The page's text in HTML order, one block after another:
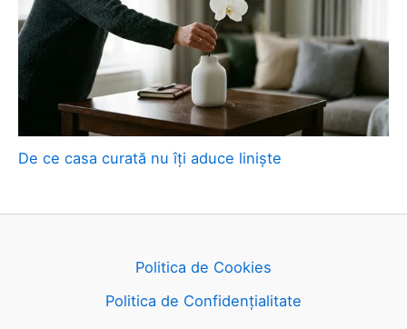
De ce casa curată nu îți aduce liniște
Politica de Cookies
Politica de Confidențialitate